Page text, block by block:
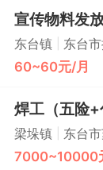
宣传物料发
东台镇
东台
60~60元/月
焊工（五险+
梁垛镇
东台
7000~10000